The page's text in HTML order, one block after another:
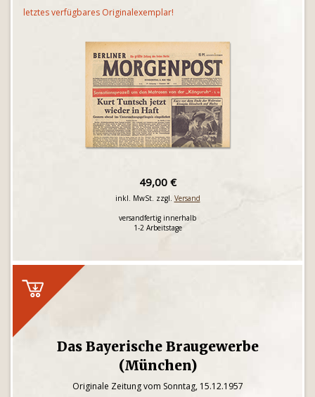
letztes verfügbares Originalexemplar!
49,00 €
inkl. MwSt. zzgl. Versand
versandfertig innerhalb
1-2 Arbeitstage
Das Bayerische Braugewerbe
(München)
Originale Zeitung vom Sonntag, 15.12.1957